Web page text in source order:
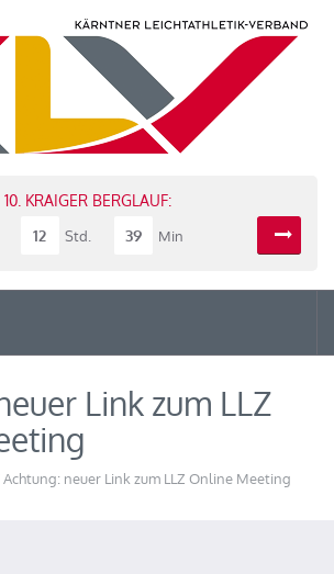
10. KRAIGER BERGLAUF:
12 Std. 39 Min
Link zum LLZ
neuer Link zum LLZ Online Meeting